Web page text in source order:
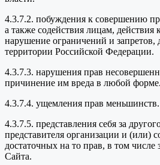
4.3.7.2. побуждения к совершению
а также содействия лицам, действия
нарушение ограничений и запретов,
территории Российской Федерации.
4.3.7.3. нарушения прав
причинение им вреда в любой форме.
4.3.7.4. ущемления прав меньшинств.
4.3.7.5. представления себя за
представителя организации и (или)
достаточных на то прав, в том числе
Сайта.